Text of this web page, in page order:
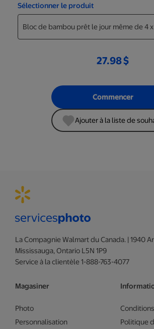
Sélectionner le produit
27.98 $
Commencer
Ajouter à la liste de
La Compagnie Walmart du Canada. | 1940
Mississauga, Ontario L5N 1P9
Service à la clientèle 1-888-763-4077
Magasiner
Photo
Personnalisation
Politique